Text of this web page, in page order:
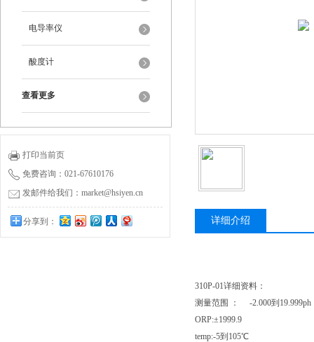
电导率仪
酸度计
查看更多
打印当前页
免费咨询：021-67610176
发邮件给我们：market@hsiyen.cn
分享到： 详细介绍
310P-01详细资料：
测量范围 ： -2.000到19.999ph
ORP:±1999.9
temp:-5到105℃